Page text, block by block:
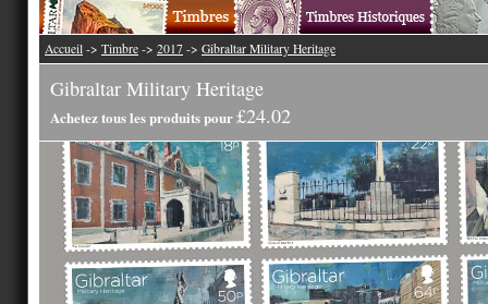
Accueil -> Timbre -> 2017 -> Gibraltar Military Heritage
Gibraltar Military Heritage
Achetez tous les produits pour£24.02